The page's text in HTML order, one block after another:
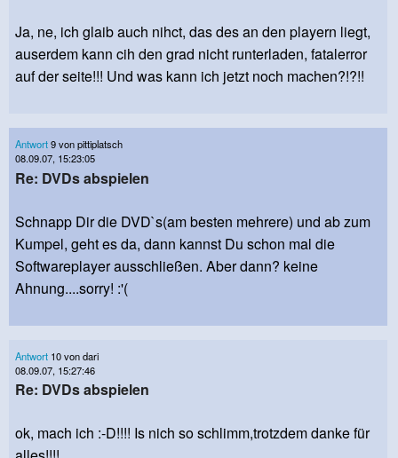
Ja, ne, ich glaib auch nihct, das des an den playern liegt,
auserdem kann cih den grad nicht runterladen, fatalerror
auf der seite!!! Und was kann ich jetzt noch machen?!?!!
Antwort9 von pittiplatsch
08.09.07, 15:23:05
Re: DVDs abspielen
Schnapp Dir die DVD`s(am besten mehrere) und ab zum
Kumpel, geht es da, dann kannst Du schon mal die
Softwareplayer ausschließen. Aber dann? keine
Ahnung....sorry! :'(
Antwort 10 von dari
08.09.07, 15:27:46
Re: DVDs abspielen
ok, mach ich :-D!!!! Is nich so schlimm,trotzdem danke für